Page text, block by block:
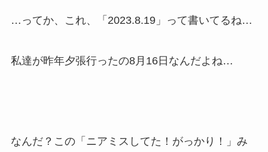
…ってか、これ、「2023.8.19」って書いてるね…
私達が昨年夕張行ったの8月16日なんだよね…
なんだ？この「ニアミスしてた！がっかり！」み